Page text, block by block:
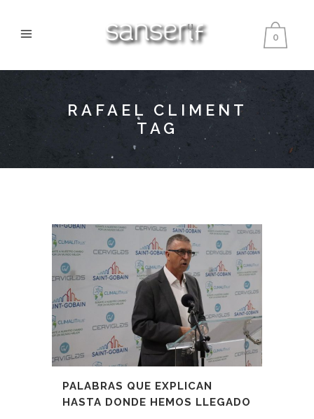
0
RAFAEL CLIMENT
TAG
PALABRAS QUE EXPLICAN
HASTA DONDE HEMOS LLEGADO